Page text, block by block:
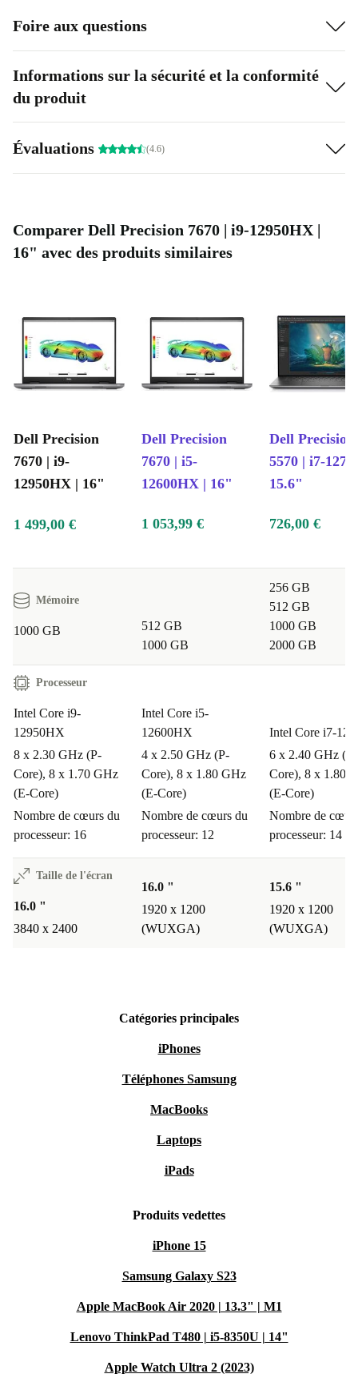
Foire aux questions
Informations sur la sécurité et la conformité
du produit
Évaluations (4.6)
Comparer Dell Precision 7670 | i9-12950HX |
16" avec des produits similaires
Dell Precision
7670 | i9-
12950HX | 16"
Dell Precision
7670 | i5-
12600HX | 16"
Dell Precision
5570 | i7-
15.6"
1 499,00 € 1 053,99 € 726,00 €
Mémoire
1000 GB
512 GB
1000 GB
256 GB
512 GB
1000 GB
2000 GB
Processeur
Intel Core i9-
12950HX
8 x 2.30 GHz (P-
Core), 8 x 1.70 GHz
(E-Core)
Nombre de cœurs du
processeur: 16
Intel Core i5-
12600HX
4 x 2.50 GHz (P-
Core), 8 x 1.80 GHz
(E-Core)
Nombre de cœurs du
processeur: 12
Intel Core i7-
6 x 2.40 GHz (P-
Core), 8 x 1.80
(E-Core)
Nombre de
processeur: 14
Taille de l'écran
16.0 "
3840 x 2400
16.0 "
1920 x 1200
(WUXGA)
15.6 "
1920 x 1200
(WUXGA)
Catégories principales
iPhones
Téléphones Samsung
MacBooks
Laptops
iPads
Produits vedettes
iPhone 15
Samsung Galaxy S23
Apple MacBook Air 2020 | 13.3" | M1
Lenovo ThinkPad T480 | i5-8350U | 14"
Apple Watch Ultra 2 (2023)